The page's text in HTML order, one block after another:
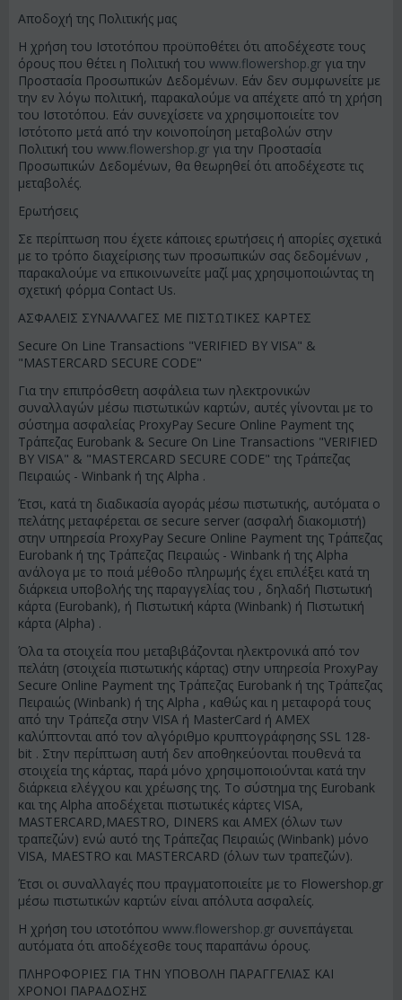
Αποδοχή της Πολιτικής μας
Η χρήση του Ιστοτόπου προϋποθέτει ότι αποδέχεστε τους
όρους που θέτει η Πολιτική του www.flowershop.gr για την
Προστασία Προσωπικών Δεδομένων. Εάν δεν συμφωνείτε με
την εν λόγω πολιτική, παρακαλούμε να απέχετε από τη χρήση
του Ιστοτόπου. Εάν συνεχίσετε να χρησιμοποιείτε τον
Ιστότοπο μετά από την κοινοποίηση μεταβολών στην
Πολιτική του www.flowershop.gr για την Προστασία
Προσωπικών Δεδομένων, θα θεωρηθεί ότι αποδέχεστε τις
μεταβολές.
Ερωτήσεις
Σε περίπτωση που έχετε κάποιες ερωτήσεις ή απορίες σχετικά
με το τρόπο διαχείρισης των προσωπικών σας δεδομένων ,
παρακαλούμε να επικοινωνείτε μαζί μας χρησιμοποιώντας τη
σχετική φόρμα Contact Us.
ΑΣΦΑΛΕΙΣ ΣΥΝΑΛΛΑΓΕΣ ΜΕ ΠΙΣΤΩΤΙΚΕΣ ΚΑΡΤΕΣ
Secure On Line Transactions "VERIFIED BY VISA" &
"MASTERCARD SECURE CODE"
Για την επιπρόσθετη ασφάλεια των ηλεκτρονικών
συναλλαγών μέσω πιστωτικών καρτών, αυτές γίνονται με το
σύστημα ασφαλείας ProxyPay Secure Online Payment της
Τράπεζας Eurobank & Secure On Line Transactions "VERIFIED
BY VISA" & "MASTERCARD SECURE CODE" της Τράπεζας
Πειραιώς - Winbank ή της Alpha .
Έτσι, κατά τη διαδικασία αγοράς μέσω πιστωτικής, αυτόματα ο
πελάτης μεταφέρεται σε secure server (ασφαλή διακομιστή)
στην υπηρεσία ProxyPay Secure Online Payment της Τράπεζας
Eurobank ή της Τράπεζας Πειραιώς - Winbank ή της Alpha
ανάλογα με το ποιά μέθοδο πληρωμής έχει επιλέξει κατά τη
διάρκεια υποβολής της παραγγελίας του , δηλαδή Πιστωτική
κάρτα (Eurobank), ή Πιστωτική κάρτα (Winbank) ή Πιστωτική
κάρτα (Alpha) .
Όλα τα στοιχεία που μεταβιβάζονται ηλεκτρονικά από τον
πελάτη (στοιχεία πιστωτικής κάρτας) στην υπηρεσία ProxyPay
Secure Online Payment της Τράπεζας Eurobank ή της Τράπεζας
Πειραιώς (Winbank) ή της Alpha , καθώς και η μεταφορά τους
από την Τράπεζα στην VISA ή MasterCard ή AMEX
καλύπτονται από τον αλγόριθμο κρυπτογράφησης SSL 128-
bit . Στην περίπτωση αυτή δεν αποθηκεύονται πουθενά τα
στοιχεία της κάρτας, παρά μόνο χρησιμοποιούνται κατά την
διάρκεια ελέγχου και χρέωσης της. Το σύστημα της Eurobank
και της Alpha αποδέχεται πιστωτικές κάρτες VISA,
MASTERCARD,MAESTRO, DINERS και AMEX (όλων των
τραπεζών) ενώ αυτό της Τράπεζας Πειραιώς (Winbank) μόνο
VISA, MAESTRO και MASTERCARD (όλων των τραπεζών).
Έτσι οι συναλλαγές που πραγματοποιείτε με το Flowershop.gr
μέσω πιστωτικών καρτών είναι απόλυτα ασφαλείς.
Η χρήση του ιστοτόπου www.flowershop.gr συνεπάγεται
αυτόματα ότι αποδέχεσθε τους παραπάνω όρους.
ΠΛΗΡΟΦΟΡΙΕΣ ΓΙΑ ΤΗΝ ΥΠΟΒΟΛΗ ΠΑΡΑΓΓΕΛΙΑΣ ΚΑΙ
ΧΡΟΝΟΙ ΠΑΡΑΔΟΣΗΣ